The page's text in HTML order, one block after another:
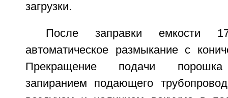
загрузки.
После заправки емкости
автоматическое размыкание с
Прекращение подачи порошка
запиранием подающего